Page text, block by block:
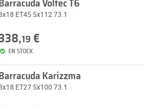
Barracuda Voltec T6
ET45 5x112 73.1
19 €
EN STOCK
Barracuda Karizzma
ET27 5x100 73.1